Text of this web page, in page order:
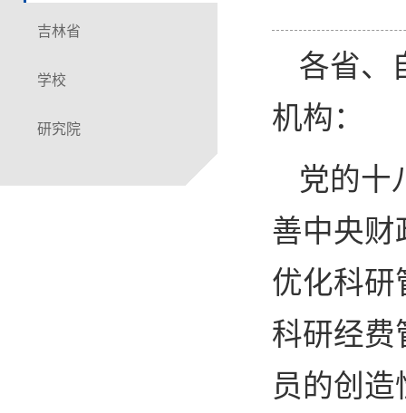
吉林省
学校
研究院
各省、
机构：
党的十
善中央财
优化科研
科研经费
员的创